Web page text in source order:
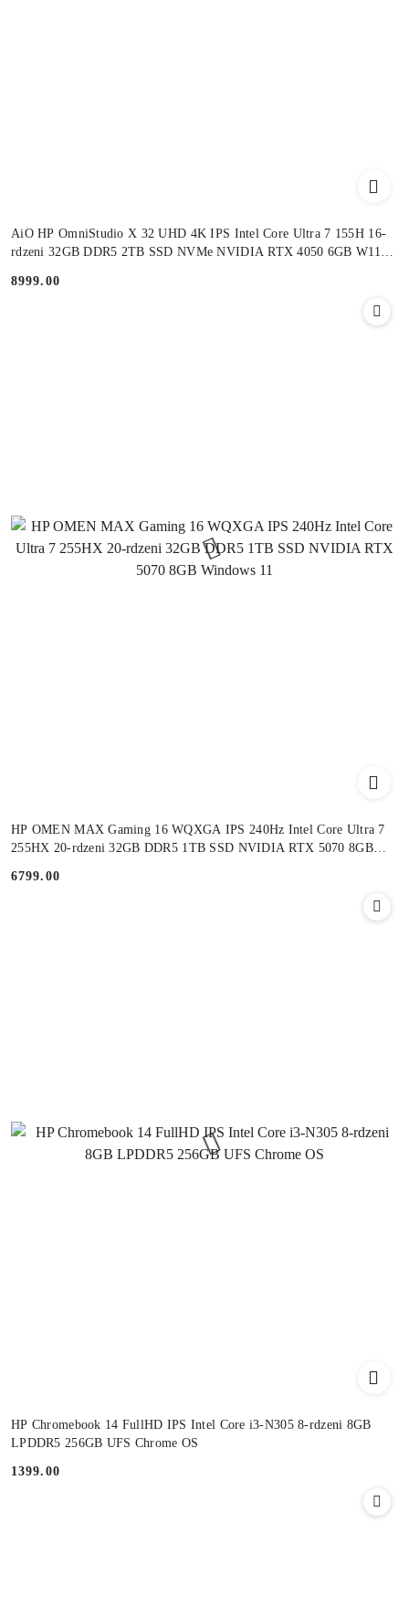
AiO HP OmniStudio X 32 UHD 4K IPS Intel Core Ultra 7 155H 16-
rdzeni 32GB DDR5 2TB SSD NVMe NVIDIA RTX 4050 6GB W11
Cena:
8999.00
HP OMEN MAX Gaming 16 WQXGA IPS 240Hz Intel Core Ultra 7
255HX 20-rdzeni 32GB DDR5 1TB SSD NVIDIA RTX 5070 8GB
Cena:
6799.00
HP Chromebook 14 FullHD IPS Intel Core i3-N305 8-rdzeni 8GB
LPDDR5 256GB UFS Chrome OS
Cena:
1399.00